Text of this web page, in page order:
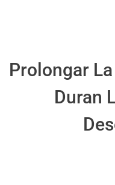
Prolongar
Duran